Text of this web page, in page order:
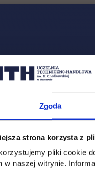
Zgoda
strona korzysta z
pliki cookie
w naszej witrynie.